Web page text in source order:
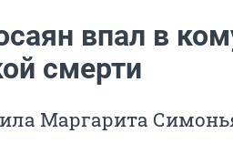
впал в
смерти
Маргарита